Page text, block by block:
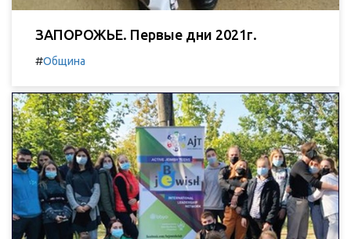
ЗАПОРОЖЬЕ. Первые дни 2021г.
#Община